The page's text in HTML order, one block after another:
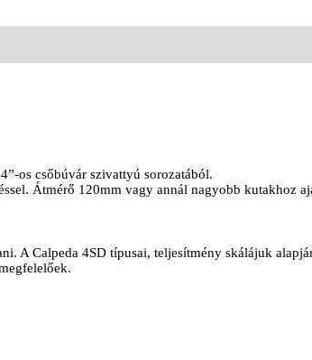
os csőbúvár szivattyú sorozatából.
Átmérő 120mm vagy annál nagyobb kutakhoz
A Calpeda 4SD típusai, teljesítmény skálájuk